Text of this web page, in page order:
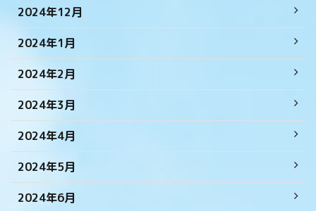
2024年12月
2024年1月
2024年2月
2024年3月
2024年4月
2024年5月
2024年6月